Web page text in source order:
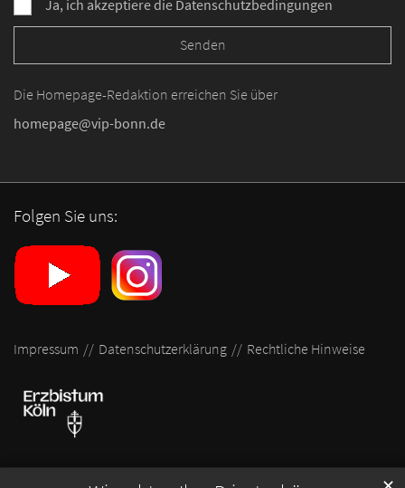
Ja, ich akzeptiere die Datenschutzbedingungen
Die Homepage-Redaktion erreichen Sie über
homepage@vip-bonn.de
Folgen Sie uns:
Impressum Datenschutzerklärung Rechtliche Hinweise